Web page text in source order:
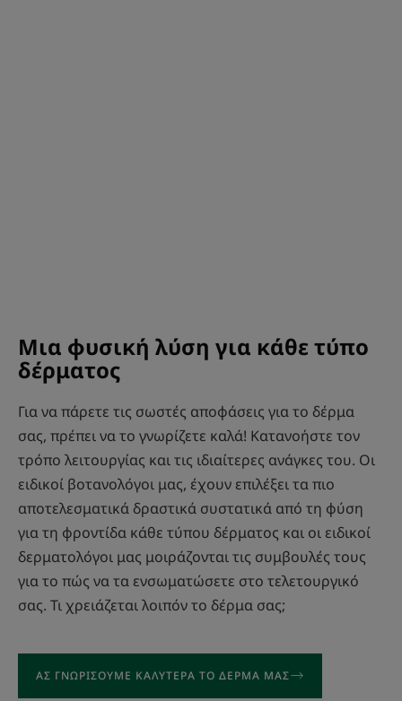
Μια φυσική λύση για κάθε τύπο
δέρματος
Για να πάρετε τις σωστές αποφάσεις για το δέρμα
σας, πρέπει να το γνωρίζετε καλά! Κατανοήστε τον
τρόπο λειτουργίας και τις ιδιαίτερες ανάγκες του. Οι
ειδικοί βοτανολόγοι μας, έχουν επιλέξει τα πιο
αποτελεσματικά δραστικά συστατικά από τη φύση
για τη φροντίδα κάθε τύπου δέρματος και οι ειδικοί
δερματολόγοι μας μοιράζονται τις συμβουλές τους
για το πώς να τα ενσωματώσετε στο τελετουργικό
σας. Τι χρειάζεται λοιπόν το δέρμα σας;
ΑΣ ΓΝΩΡΊΣΟΥΜΕ ΚΑΛΎΤΕΡΑ ΤΟ ΔΈΡΜΑ ΜΑΣ